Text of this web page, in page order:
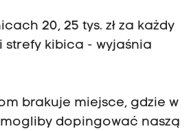
20, 25 tys. zł za każdy
kibica - wyjaśnia
brakuje miejsce, gdzie w
dopingować naszą